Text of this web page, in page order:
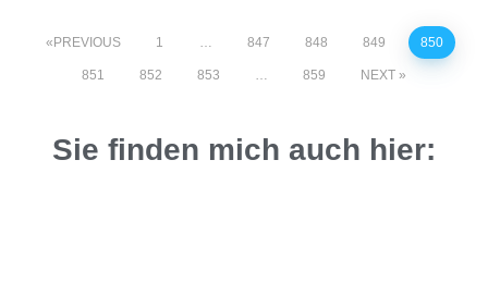
PREVIOUS 1 … 847 848 849 850
851 852 853 … 859 NEXT
Sie finden mich auch hier: